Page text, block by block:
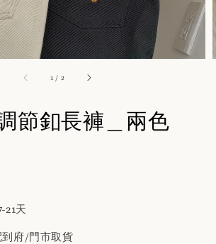
1 / 2
節釦長褲＿兩色
21天
府/門市取貨